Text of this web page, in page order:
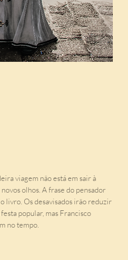
viagem não está em sair à
olhos. A frase do pensador
livro. Os desavisados irão reduzir
popular, mas Francisco
no tempo.